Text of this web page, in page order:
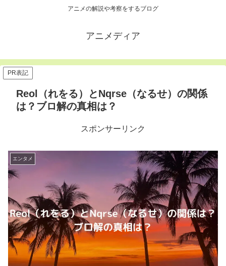
アニメの解説や考察をするブログ
アニメディア
PR表記
Reol（れをる）とNqrse（なるせ）の関係
は？ブロ解の真相は？
スポンサーリンク
エンタメ